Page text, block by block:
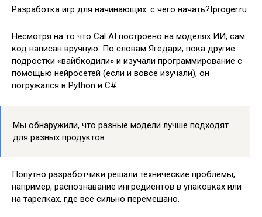
Разработка игр для начинающих: с чего начать?tproger.ru
Несмотря на то что Cal AI построено на моделях ИИ, сам
код написан вручную. По словам Ягедари, пока другие
подростки «вайбкодили» и изучали программирование с
помощью нейросетей (если и вовсе изучали), он
погружался в Python и C#.
Мы обнаружили, что разные модели лучше подходят
для разных продуктов.
Попутно разработчики решали технические проблемы,
например, распознавание ингредиентов в упаковках или
на тарелках, где все сильно перемешано.